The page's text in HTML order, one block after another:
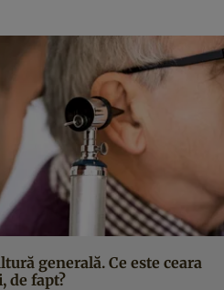
generală. Ce este ceara
de fapt?